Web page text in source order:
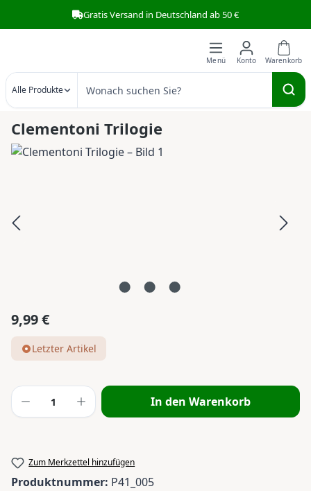
Zum Hauptinhalt springenGratis Versand in Deutschland ab 50 €
Alle Produkte
Clementoni Trilogie
Bildergalerie überspringen
Regulärer Preis:
9,99 €
Letzter Artikel
Produkt Anzahl: Gib den gewünschten
In den Warenkorb
Zum Merkzettel hinzufügen
Produktnummer: P41_005